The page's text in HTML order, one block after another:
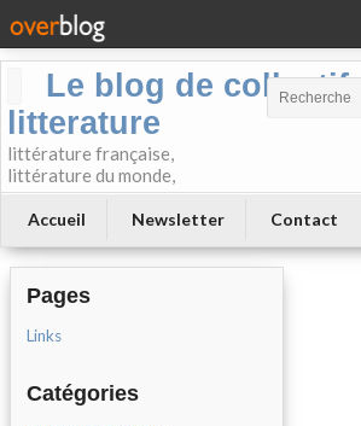
Le blog de collectif-
litterature
littérature française,
littérature du monde,
Accueil Newsletter Contact
Pages
Links
Catégories